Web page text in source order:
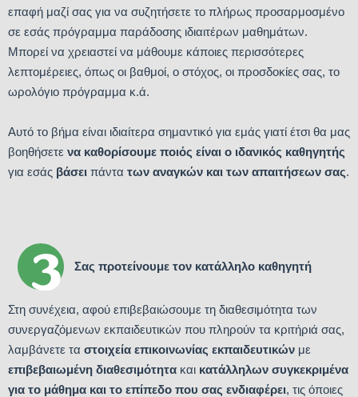
επαφή μαζί σας για να συζητήσετε το πλήρως προσαρμοσμένο
σε εσάς πρόγραμμα παράδοσης ιδιαιτέρων μαθημάτων.
Μπορεί να χρειαστεί να μάθουμε κάποιες περισσότερες
λεπτομέρειες, όπως οι βαθμοί, ο στόχος, οι προσδοκίες σας, το
ωρολόγιο πρόγραμμα κ.ά.
Αυτό το βήμα είναι ιδιαίτερα σημαντικό για εμάς γιατί έτσι θα μας
βοηθήσετε να καθορίσουμε ποιός είναι ο ιδανικός καθηγητής
για εσάς βάσει πάντα των αναγκών και των απαιτήσεων σας.
Σας προτείνουμε τον κατάλληλο καθηγητή
Στη συνέχεια, αφού επιβεβαιώσουμε τη διαθεσιμότητα των
συνεργαζόμενων εκπαιδευτικών που πληρούν τα κριτήριά σας,
λαμβάνετε τα στοιχεία επικοινωνίας εκπαιδευτικών με
επιβεβαιωμένη διαθεσιμότητα και κατάλληλων συγκεκριμένα
για το μάθημα και το επίπεδο που σας ενδιαφέρει, τις όποιες